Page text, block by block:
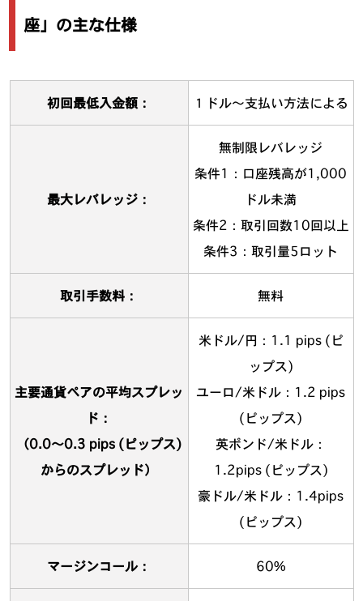
座」の主な仕様
初回最低入金額： １ドル〜支払い方法による
最大レバレッジ：
無制限レバレッジ
条件1：口座残高が1,000
ドル未満
条件2：取引回数10回以上
条件3：取引量5ロット
取引手数料： 無料
主要通貨ペアの平均スプレッ
ド：
（0.0〜0.3 pips (ピップス)
からのスプレッド）
米ドル/円：1.1 pips (ピ
ップス)
ユーロ/米ドル：1.2 pips
(ピップス)
英ポンド/米ドル：
1.2pips (ピップス)
豪ドル/米ドル：1.4pips
(ピップス)
マージンコール： 60%